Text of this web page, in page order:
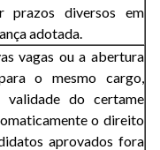
prazos diversos em
adotada.
vagas ou a abertura
o mesmo cargo,
do certame
o direito
aprovados fora